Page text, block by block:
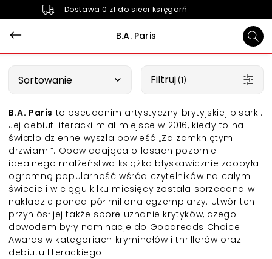
Dostawa 0 zł do sieci księgarń
B.A. Paris
B.A. Paris to pseudonim artystyczny brytyjskiej pisarki.
Jej debiut literacki miał miejsce w 2016, kiedy to na
światło dzienne wyszła powieść „Za zamkniętymi
drzwiami”. Opowiadająca o losach pozornie
idealnego małżeństwa książka błyskawicznie zdobyła
ogromną popularność wśród czytelników na całym
świecie i w ciągu kilku miesięcy została sprzedana w
nakładzie ponad pół miliona egzemplarzy. Utwór ten
przyniósł jej także spore uznanie krytyków, czego
dowodem były nominacje do Goodreads Choice
Awards w kategoriach kryminałów i thrillerów oraz
debiutu literackiego.
Sortowanie Filtruj (1)